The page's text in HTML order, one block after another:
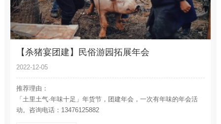
【杀猪宴团建】民俗游园拓展年会
2022-12-05
推荐理由：
「土里土气·年味十足」年货节，团建年会，一次有年味的年会活
动。咨询电话：13476125882